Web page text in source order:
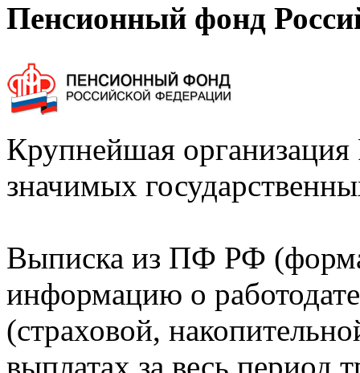
Пенсионный фонд
Крупнейшая
значимых
Выписка из ПФ РФ
информацию о
(страховой,
выплатах за весь период